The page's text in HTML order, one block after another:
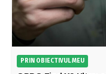
PRIN OBIECTIVUL MEU